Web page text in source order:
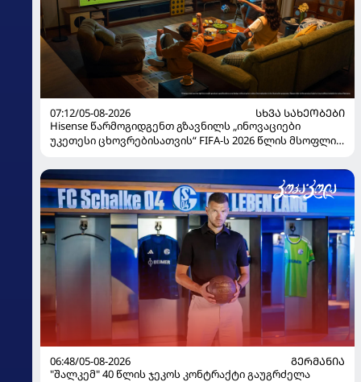
07:12/05-08-2026
ᲡᲮᲕᲐ ᲡᲐᲮᲔᲝᲑᲔᲑᲘ
Hisense წარმოგიდგენთ გზავნილს „ინოვაციები
უკეთესი ცხოვრებისათვის“ FIFA-ს 2026 წლის მსოფლიო
06:48/05-08-2026
ᲒᲔᲠᲛᲐᲜᲘᲐ
"შალკემ" 40 წლის ჯეკოს კონტრაქტი გაუგრძელა